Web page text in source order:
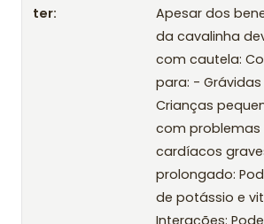
ter:
Apesar dos
da cavalinha
com cautela:
para: -
Crianças
com problemas
cardíacos
prolongado:
de potássio e
Interações: